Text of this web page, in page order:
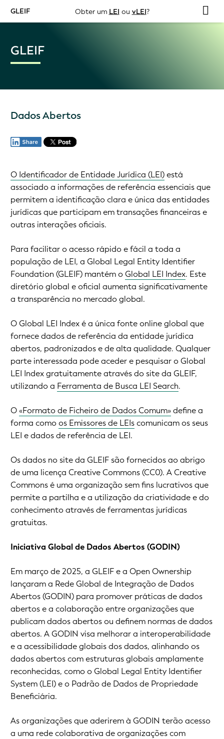
GLEIF Obter um LEI ou vLEI?
GLEIF
Dados Abertos
O Identificador de Entidade Jurídica (LEI)está
associado a informações de referência essenciais que
permitem a identificação clara e única das entidades
jurídicas que participam em transações financeiras e
outras interações oficiais.
Para facilitar o acesso rápido e fácil a toda a
população de LEI, a Global Legal Entity Identifier
Foundation (GLEIF) mantém oGlobal LEI Index. Este
diretório global e oficial aumenta significativamente
a transparência no mercado global.
O Global LEI Index é a única fonte online global que
fornece dados de referência da entidade jurídica
abertos, padronizados e de alta qualidade. Qualquer
parte interessada pode aceder e pesquisar o Global
LEI Index gratuitamente através do site da GLEIF,
utilizando a Ferramenta de Busca LEI Search.
O «Formato de Ficheiro de Dados Comum»define a
forma comoos Emissores de LEIscomunicam os seus
LEI e dados de referência de LEI.
Os dados no site da GLEIF são fornecidos ao abrigo
de uma licença Creative Commons (CC0). A Creative
Commons é uma organização sem fins lucrativos que
permite a partilha e a utilização da criatividade e do
conhecimento através de ferramentas jurídicas
gratuitas.
Iniciativa Global de Dados Abertos (GODIN)
Em março de 2025, a GLEIF e a Open Ownership
lançaram a Rede Global de Integração de Dados
Abertos (GODIN) para promover práticas de dados
abertos e a colaboração entre organizações que
publicam dados abertos ou definem normas de dados
abertos. A GODIN visa melhorar a interoperabilidade
e a acessibilidade globais dos dados, alinhando os
dados abertos com estruturas globais amplamente
reconhecidas, como o Global Legal Entity Identifier
System (LEI) e o Padrão de Dados de Propriedade
Beneficiária.
As organizações que aderirem à GODIN terão acesso
a uma rede colaborativa de organizações com